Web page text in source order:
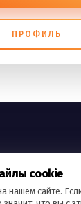
ПРОФИЛЬ
cookie
нашем сайте.